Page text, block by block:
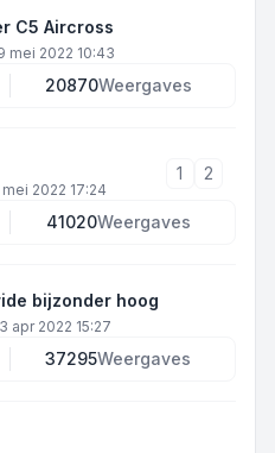
C5 Aircross
mei 2022 10:43
20870Weergaves
mei 2022 17:24
1 2
41020Weergaves
bijzonder hoog
apr 2022 15:27
37295Weergaves